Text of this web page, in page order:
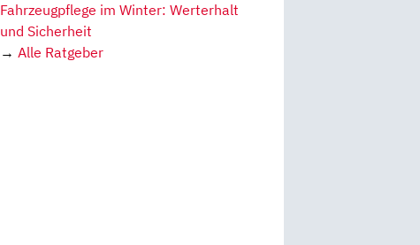
Fahrzeugpflege im Winter: Werterhalt
und Sicherheit
→ Alle Ratgeber